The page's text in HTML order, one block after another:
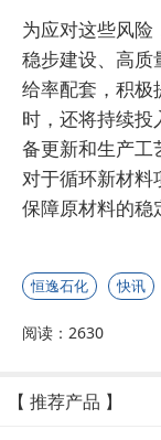
为应对这些风险
稳步建设、高质
给率配套，积极
时，还将持续投
备更新和生产工
对于循环新材料
保障原材料的稳
恒逸石化 快讯
阅读：2630
【 推荐产品 】